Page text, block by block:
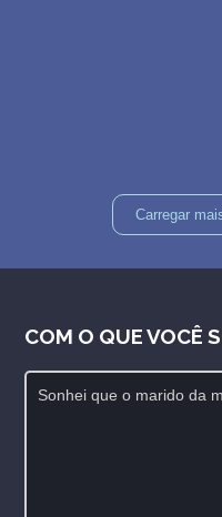
Carregar
COM O QUE VOCÊ